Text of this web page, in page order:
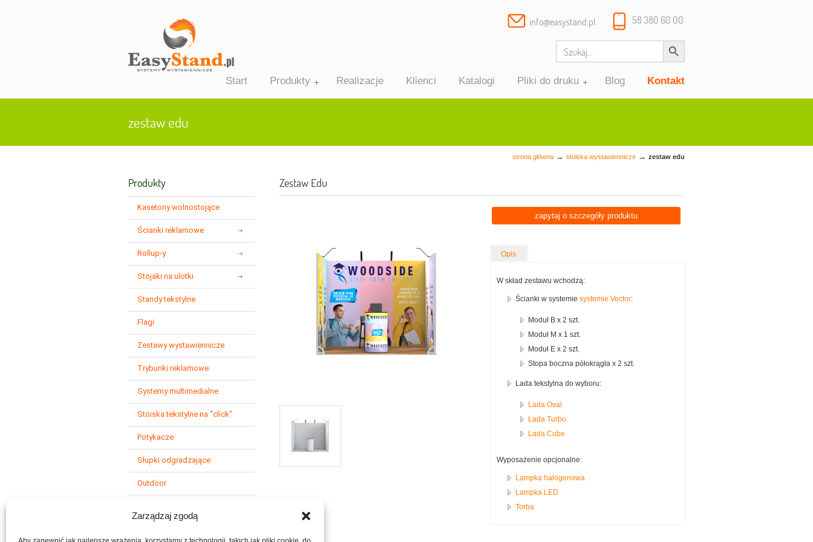
Zarządzaj zgodą
info@easystand.pl
58 380 60 00
Search
for:
Search Button
Start Produkty Realizacje Klienci Katalogi Pliki do druku Blog Kontakt
zestaw edu
strona główna → stoiska wystawiennicze → zestaw edu
Zestaw Edu
zapytaj o szczegóły produktu
Opis
W skład zestawu wchodzą:
Ścianki w systemiesystemie Vector:
Moduł B x 2 szt.
Moduł M x 1 szt.
Moduł E x 2 szt.
Stopa boczna półokrągła x 2 szt.
Lada tekstylna do wyboru:
Lada Oval
Lada Turbo
Lada Cube
Wyposażenie opcjonalne:
Lampka halogenowa
Lampka LED
Torba
Produkty
Kasetony wolnostojące
Ścianki reklamowe
Rollup-y
Stojaki na ulotki
Standy tekstylne
Flagi
Zestawy wystawiennicze
Trybunki reklamowe
Systemy multimedialne
Stoiska tekstylne na "click"
Potykacze
Słupki odgradzające
Outdoor